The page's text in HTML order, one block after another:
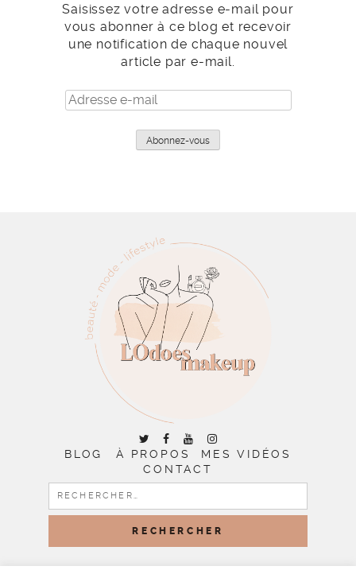
Saisissez votre adresse e-mail pour
vous abonner à ce blog et recevoir
une notification de chaque nouvel
article par e-mail.
Adresse
e-
Abonnez-vous
BLOG À PROPOS
MES VIDÉOS
CONTACT
RECHERCHER :